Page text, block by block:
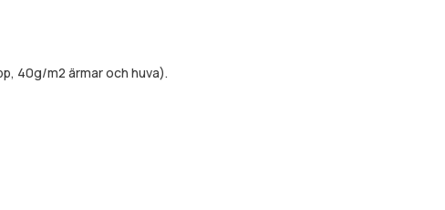
40g/m2 ärmar och huva).